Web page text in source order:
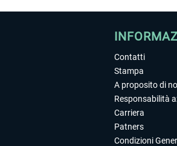
Contatti
Stampa
A proposito di
Responsabilità
Carriera
Patners
Condizioni